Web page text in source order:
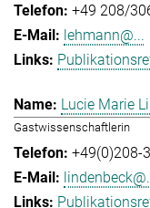
+49 208/
lehmann@...
Lucie Marie
Gastwissenschaftlerin
+49(0)208-